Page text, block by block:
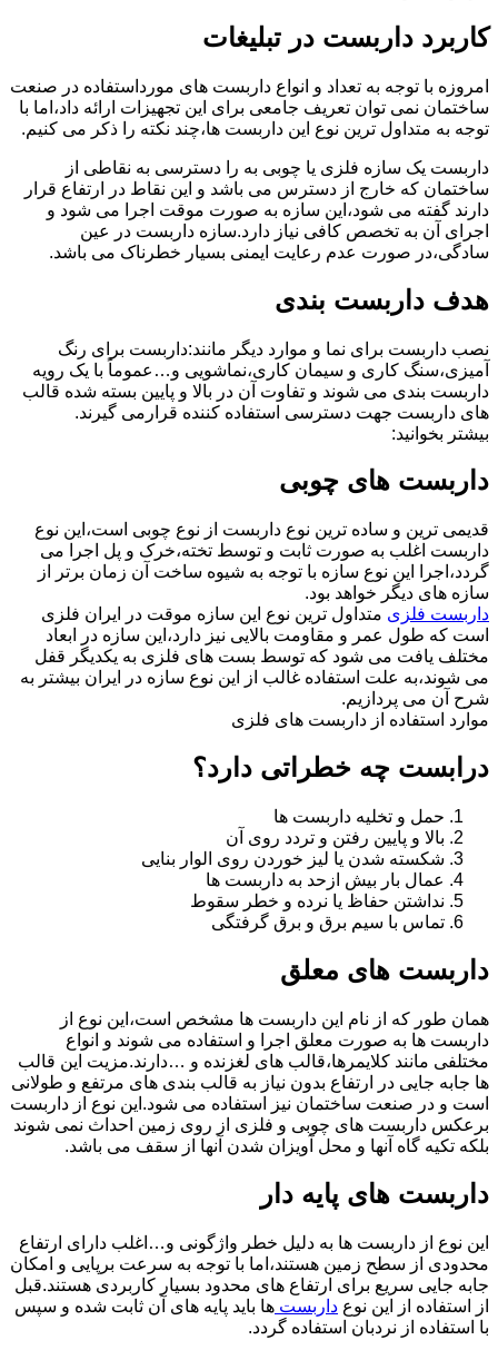
کاربرد داربست در تبلیغات
امروزه با توجه به تعداد و انواع داربست های مورداستفاده در صنعت
ساختمان نمی توان تعریف جامعی برای این تجهیزات ارائه داد،اما با
توجه به متداول ترین نوع این داربست ها،چند نکته را ذکر می کنیم.
داربست یک سازه فلزی یا چوبی به را دسترسی به نقاطی از
ساختمان که خارج از دسترس می باشد و این نقاط در ارتفاع قرار
دارند گفته می شود،این سازه به صورت موقت اجرا می شود و
اجرای آن به تخصص کافی نیاز دارد.سازه داربست در عین
سادگی،در صورت عدم رعایت ایمنی بسیار خطرناک می باشد.
هدف داربست بندی
نصب داربست برای نما و موارد دیگر مانند:داربست برای رنگ
آمیزی،سنگ کاری و سیمان کاری،نماشویی و…عموماً با یک رویه
داربست بندی می شوند و تفاوت آن در بالا و پایین بسته شده قالب
های داربست جهت دسترسی استفاده کننده قرارمی گیرند.
بیشتر بخوانید:
داربست های چوبی
قدیمی ترین و ساده ترین نوع داربست از نوع چوبی است،این نوع
داربست اغلب به صورت ثابت و توسط تخته،خرک و پل اجرا می
گردد،اجرا این نوع سازه با توجه به شیوه ساخت آن زمان برتر از
سازه های دیگر خواهد بود.
داربست فلزی متداول ترین نوع این سازه موقت در ایران فلزی
است که طول عمر و مقاومت بالایی نیز دارد،این سازه در ابعاد
مختلف یافت می شود که توسط بست های فلزی به یکدیگر قفل
می شوند،به علت استفاده غالب از این نوع سازه در ایران بیشتر به
شرح آن می پردازیم.
موارد استفاده از داربست های فلزی
درابست چه خطراتی دارد؟
حمل و تخلیه داربست ها
بالا و پایین رفتن و تردد روی آن
شکسته شدن یا لیز خوردن روی الوار بنایی
عمال بار بیش ازحد به داربست ها
نداشتن حفاظ یا نرده و خطر سقوط
تماس با سیم برق و برق گرفتگی
داربست های معلق
همان طور که از نام این داربست ها مشخص است،این نوع از
داربست ها به صورت معلق اجرا و استفاده می شوند و انواع
مختلفی مانند کلایمرها،قالب های لغزنده و …دارند.مزیت این قالب
ها جابه جایی در ارتفاع بدون نیاز به قالب بندی های مرتفع و طولانی
است و در صنعت ساختمان نیز استفاده می شود.این نوع از داربست
برعکس داربست های چوبی و فلزی از روی زمین احداث نمی شوند
بلکه تکیه گاه آنها و محل آویزان شدن آنها از سقف می باشد.
داربست های پایه دار
این نوع از داربست ها به دلیل خطر واژگونی و…اغلب دارای ارتفاع
محدودی از سطح زمین هستند،اما با توجه به سرعت برپایی و امکان
جابه جایی سریع برای ارتفاع های محدود بسیار کاربردی هستند.قبل
از استفاده از این نوع داربست ها باید پایه های آن ثابت شده و سپس
با استفاده از نردبان استفاده گردد.